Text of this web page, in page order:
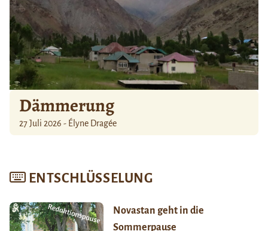
Dämmerung
27 Juli 2026 - Élyne Dragée
ENTSCHLÜSSELUNG
Novastan geht in die
Sommerpause